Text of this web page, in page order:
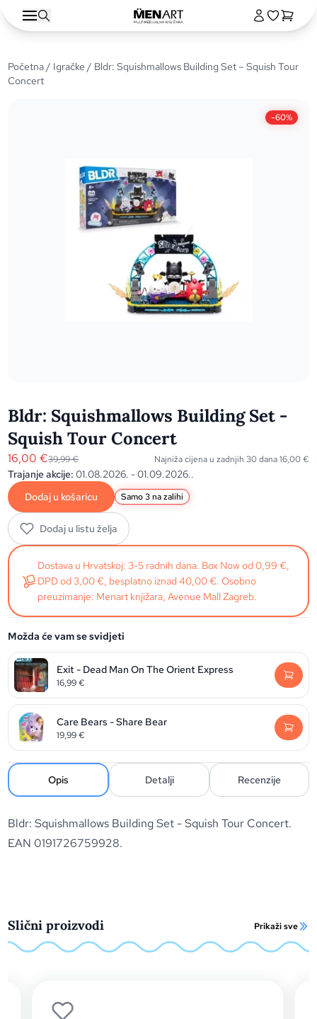
Početna/ Igračke / Bldr: Squishmallows Building Set – Squish Tour
Concert
-60%
Bldr: Squishmallows Building Set -
Squish Tour Concert
16,00€39,99€ Najniža cijena u zadnjih 30 dana16,00€
Trajanje akcije: 01.08.2026. - 01.09.2026..
Dodaj u košaricu
Samo 3 na zalihi
Dodaj u listu želja
Dostava u Hrvatskoj: 3-5 radnih dana. Box Now od 0,99 €,
DPD od 3,00 €, besplatno iznad 40,00 €. Osobno
preuzimanje: Menart knjižara, Avenue Mall Zagreb.
Možda će vam se svidjeti
Exit - Dead Man On The Orient Express
16,99€
Care Bears - Share Bear
19,99€
Opis Detalji Recenzije
Bldr: Squishmallows Building Set - Squish Tour Concert.
EAN 0191726759928.
Slični proizvodi Prikaži sve